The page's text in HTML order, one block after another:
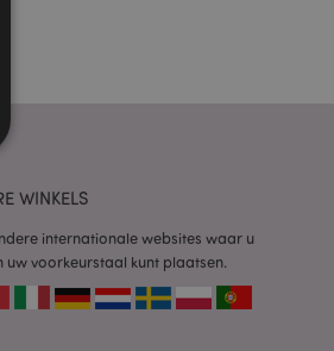
WINKELS
internationale websites waar u
uw voorkeurstaal kunt plaatsen.